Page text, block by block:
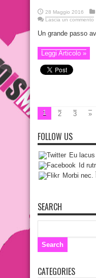
28 Maggio 2016
Lascia un commento
Un grande passo
Leggi Articolo »
1 2 3 »
FOLLOW US
Eu
Id
Morbi nec.
SEARCH
CATEGORIES